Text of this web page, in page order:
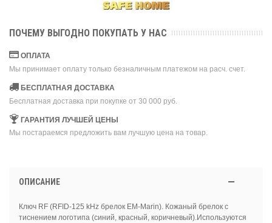
ПОЧЕМУ ВЫГОДНО ПОКУПАТЬ У НАС
ОПЛАТА
Мы принимает оплату только безналичным платежом на расч. счет.
БЕСПЛАТНАЯ ДОСТАВКА
Бесплатная доставка при покупке от 30 000 руб.
ГАРАНТИЯ ЛУЧШЕЙ ЦЕНЫ
Мы постараемся предложить вам лучшую цена на товар.
ОПИСАНИЕ
Ключ RF (RFID-125 kHz брелок EM-Marin). Кожаный брелок с
тиснением логотипа (синий, красный, коричневый).Используются